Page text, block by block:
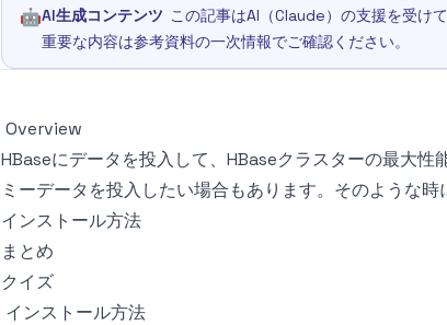
🤖AI生成コンテンツ この記事はAI（Claude）の支援を受け
重要な内容は参考資料の一次情報でご確認ください。
Overview
HBaseにデータを投入して、HBaseクラスターの最大
ミーデータを投入したい場合もあります。そのような時
インストール方法
まとめ
クイズ
インストール方法